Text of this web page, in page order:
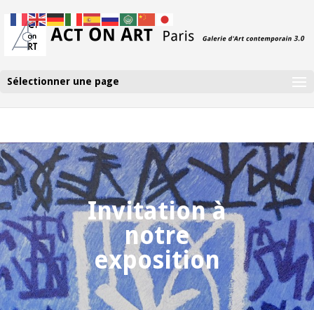
Sélectionner une page
Invitation à
notre
exposition